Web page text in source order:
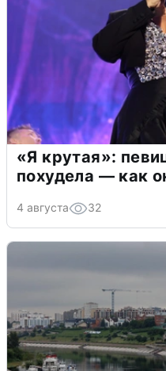
«Я крутая»:
похудела — как
4 августа 32